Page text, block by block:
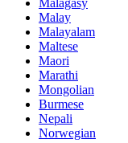
Malay
Malayalam
Maltese
Maori
Marathi
Mongolian
Burmese
Nepali
Norwegian